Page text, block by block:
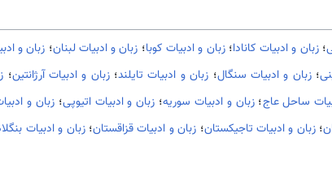
؛زبان و ادبیات کانادا؛زبان و ادبیات کوبا؛ زبان و ادبیات لبنان؛ زبان و
؛زبان و ادبیات سنگال؛ زبان و ادبیات تایلند؛زبان و ادبیات آرژانتین؛
ساحل عاج؛زبان و ادبیات سوریه؛ زبان و ادبیات اتیوپی؛زبان و
؛زبان و ادبیات تاجیکستان؛ زبان و ادبیات قزاقستان؛زبان و ادبیات